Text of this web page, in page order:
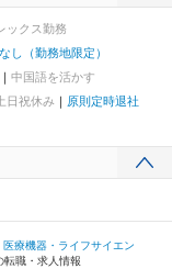
ックス勤務
し（勤務地限定）
中国語を活かす
日祝休み
原則定時退社
医療機器・ライフサイエン
転職・求人情報